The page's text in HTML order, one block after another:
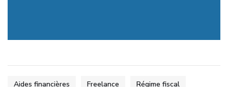
Aides financières Freelance Régime fiscal